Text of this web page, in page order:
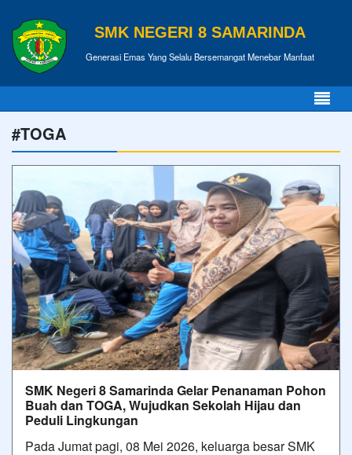
SMK NEGERI 8 SAMARINDA
Generasi Emas Yang Selalu Bersemangat Menebar Manfaat
#TOGA
SMK Negeri 8 Samarinda Gelar Penanaman Pohon
Buah dan TOGA, Wujudkan Sekolah Hijau dan
Peduli Lingkungan
Pada Jumat pagi, 08 Mei 2026, keluarga besar SMK